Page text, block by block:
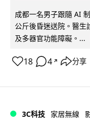
成都一名男子跟隨 AI
公斤後昏迷送院。醫生
及多器官功能障礙。...
18 4 ↗ 分享
3C科技 家居無線